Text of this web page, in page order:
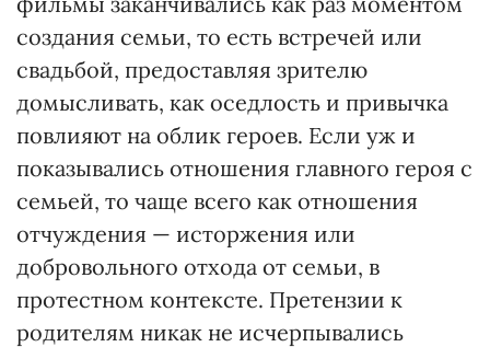
создания семьи, то есть встречей или
свадьбой, предоставляя зрителю
домысливать, как оседлость и привычка
повлияют на облик героев. Если уж и
показывались отношения главного героя с
семьей, то чаще всего как отношения
отчуждения — исторжения или
добровольного отхода от семьи, в
протестном контексте. Претензии к
родителям никак не исчерпывались